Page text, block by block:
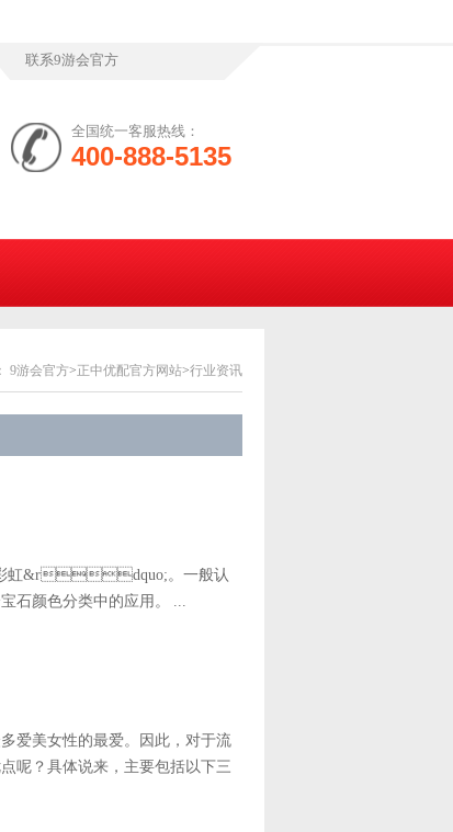
联系9游会官方
全国统一客服热线：
400-888-5135
9游会官方>正中优配官方网站>行业资讯
彩虹&rdquo;。一般认
石颜色分类中的应用。 ...
多爱美女性的最爱。因此，对于流
点呢？具体说来，主要包括以下三